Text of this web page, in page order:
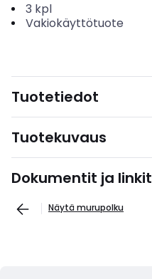
3 kpl
Vakiokäyttötuote
Tuotetiedot
Tuotekuvaus
Dokumentit ja linkit
Näytä murupolku